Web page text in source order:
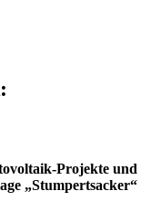
Projekte und
„Stumpertsacker“